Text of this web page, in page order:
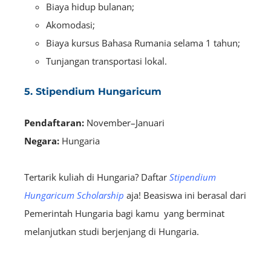
Biaya hidup bulanan;
Akomodasi;
Biaya kursus Bahasa Rumania selama 1 tahun;
Tunjangan transportasi lokal.
5. Stipendium Hungaricum
Pendaftaran: November–Januari
Negara: Hungaria
Tertarik kuliah di Hungaria? Daftar Stipendium
Hungaricum Scholarship aja! Beasiswa ini berasal dari
Pemerintah Hungaria bagi kamu yang berminat
melanjutkan studi berjenjang di Hungaria.